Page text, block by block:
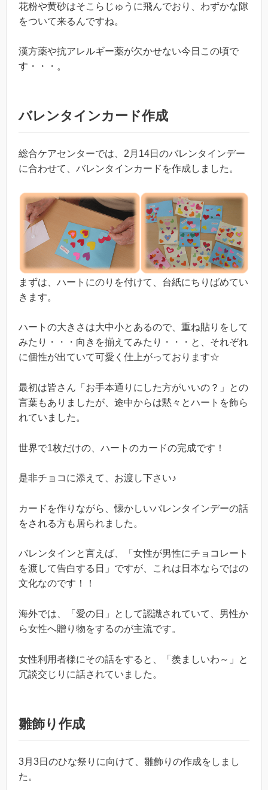
花粉や黄砂はそこらじゅうに飛んでおり、わずかな隙
をついて来るんですね。
漢方薬や抗アレルギー薬が欠かせない今日この頃で
す・・・。
バレンタインカード作成
総合ケアセンターでは、2月14日のバレンタインデー
に合わせて、バレンタインカードを作成しました。
まずは、ハートにのりを付けて、台紙にちりばめてい
きます。
ハートの大きさは大中小とあるので、重ね貼りをして
みたり・・・向きを揃えてみたり・・・と、それぞれ
に個性が出ていて可愛く仕上がっております☆
最初は皆さん「お手本通りにした方がいいの？」との
言葉もありましたが、途中からは黙々とハートを飾ら
れていました。
世界で1枚だけの、ハートのカードの完成です！
是非チョコに添えて、お渡し下さい♪
カードを作りながら、懐かしいバレンタインデーの話
をされる方も居られました。
バレンタインと言えば、「女性が男性にチョコレート
を渡して告白する日」ですが、これは日本ならではの
文化なのです！！
海外では、「愛の日」として認識されていて、男性か
ら女性へ贈り物をするのが主流です。
女性利用者様にその話をすると、「羨ましいわ～」と
冗談交じりに話されていました。
雛飾り作成
3月3日のひな祭りに向けて、雛飾りの作成をしまし
た。